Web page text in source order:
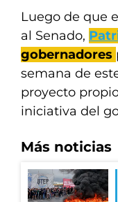
Luego de que
al Senado,
gobernadores
semana de
proyecto
iniciativa del
Más noticias